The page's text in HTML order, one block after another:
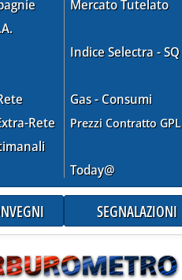
Rete
Mercato Tutelato
Indice Selectra - SQ
Gas - Consumi
Prezzi Contratto GPL
Today@
SEGNALAZIONI